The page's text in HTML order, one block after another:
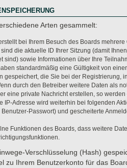
Arten gesammelt:
bei Ihrem Besuch des Boards
die aktuelle ID Ihrer Sitzung (damit
sind) sowie Informationen über Ihre
standardmäßig eine Gültigkeit von
gespeichert, die Sie bei der Registrierung,
durch den Betreiber weitere Daten als
eine private Nachricht erstellen, so
IP-Adresse wird weiterhin bei folgenden
Passwort) und gescheiterte
Funktionen des Boards, dass weitere
Verschlüsselung (Hash)
zu Ihrem Benutzerkonto für das